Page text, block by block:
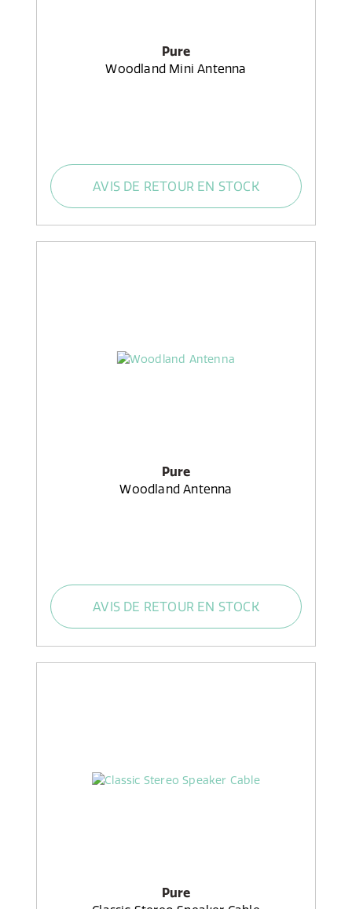
Pure
Woodland Mini Antenna
AVIS DE RETOUR EN STOCK
Pure
Woodland Antenna
AVIS DE RETOUR EN STOCK
Pure